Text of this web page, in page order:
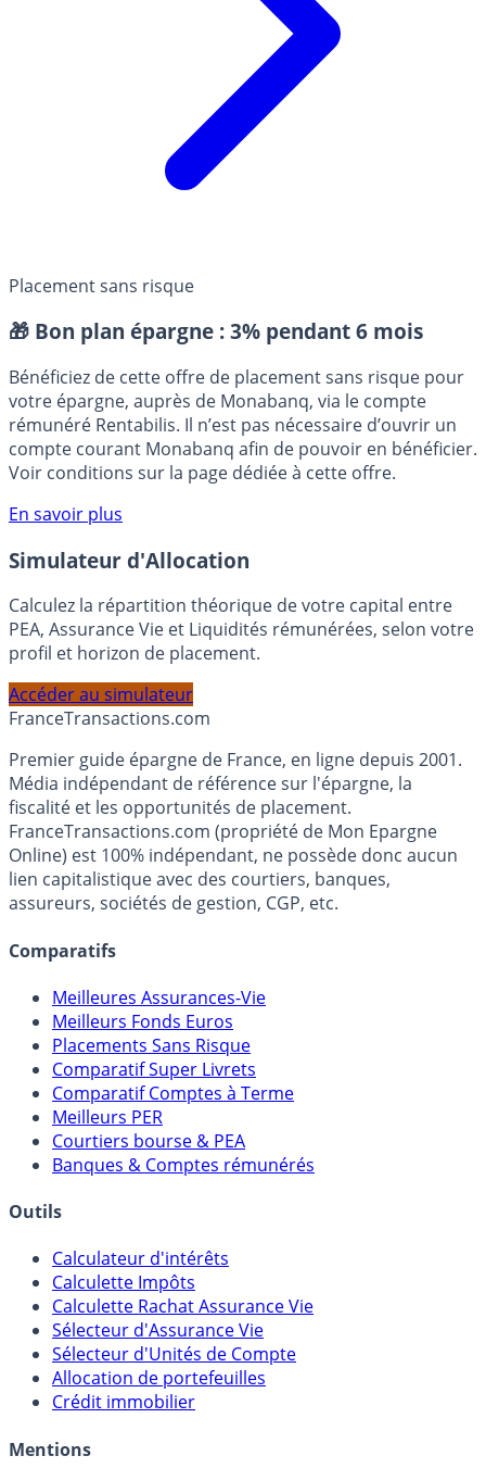
Placement sans risque
🎁 Bon plan épargne : 3% pendant 6 mois
Bénéficiez de cette offre de placement sans risque pour
votre épargne, auprès de Monabanq, via le compte
rémunéré Rentabilis. Il n’est pas nécessaire d’ouvrir un
compte courant Monabanq afin de pouvoir en bénéficier.
Voir conditions sur la page dédiée à cette offre.
En savoir plus
Simulateur d'Allocation
Calculez la répartition théorique de votre capital entre
PEA, Assurance Vie et Liquidités rémunérées, selon votre
profil et horizon de placement.
Accéder au simulateur
FranceTransactions.com
Premier guide épargne de France, en ligne depuis 2001.
Média indépendant de référence sur l'épargne, la
fiscalité et les opportunités de placement.
FranceTransactions.com (propriété de Mon Epargne
Online) est 100% indépendant, ne possède donc aucun
lien capitalistique avec des courtiers, banques,
Meilleures Assurances-Vie
Meilleurs Fonds Euros
Placements Sans Risque
Comparatif Super Livrets
Comparatif Comptes à Terme
Meilleurs PER
Courtiers bourse & PEA
Calculateur d'intérêts
Calculette Impôts
Calculette Rachat Assurance Vie
Sélecteur d'Assurance Vie
Sélecteur d'Unités de Compte
Allocation de portefeuilles